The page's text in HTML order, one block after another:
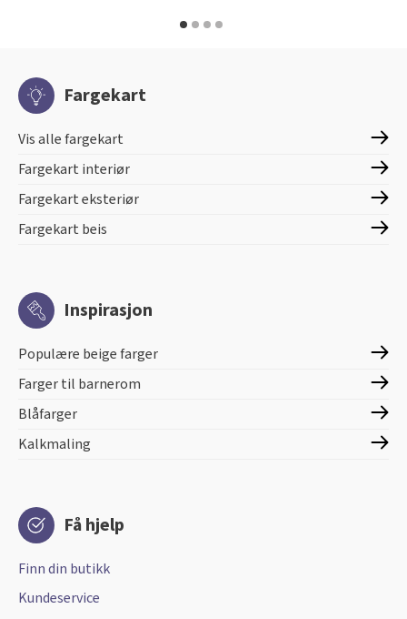
Fargekart
Vis alle fargekart
Fargekart interiør
Fargekart eksteriør
Fargekart beis
Inspirasjon
Populære beige farger
Farger til barnerom
Blåfarger
Kalkmaling
Få hjelp
Finn din butikk
Kundeservice